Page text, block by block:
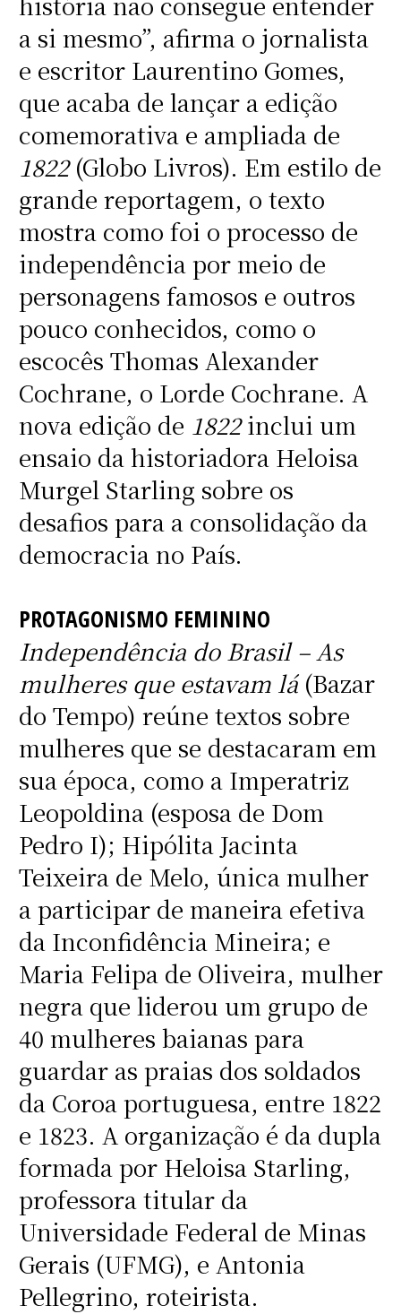
a si mesmo”, afirma o jornalista
e escritor Laurentino Gomes,
que acaba de lançar a edição
comemorativa e ampliada de
1822(Globo Livros). Em estilo de
grande reportagem, o texto
mostra como foi o processo de
independência por meio de
personagens famosos e outros
pouco conhecidos, como o
escocês Thomas Alexander
Cochrane, o Lorde Cochrane. A
nova edição de 1822inclui um
ensaio da historiadora Heloisa
Murgel Starling sobre os
desafios para a consolidação da
democracia no País.
PROTAGONISMO FEMININO
Independência do Brasil – As
mulheres que estavam lá(Bazar
do Tempo) reúne textos sobre
mulheres que se destacaram em
sua época, como a Imperatriz
Leopoldina (esposa de Dom
Pedro I); Hipólita Jacinta
Teixeira de Melo, única mulher
a participar de maneira efetiva
da Inconfidência Mineira; e
Maria Felipa de Oliveira, mulher
negra que liderou um grupo de
40 mulheres baianas para
guardar as praias dos soldados
da Coroa portuguesa, entre 1822
e 1823. A organização é da dupla
formada por Heloisa Starling,
professora titular da
Universidade Federal de Minas
Gerais (UFMG), e Antonia
Pellegrino, roteirista.